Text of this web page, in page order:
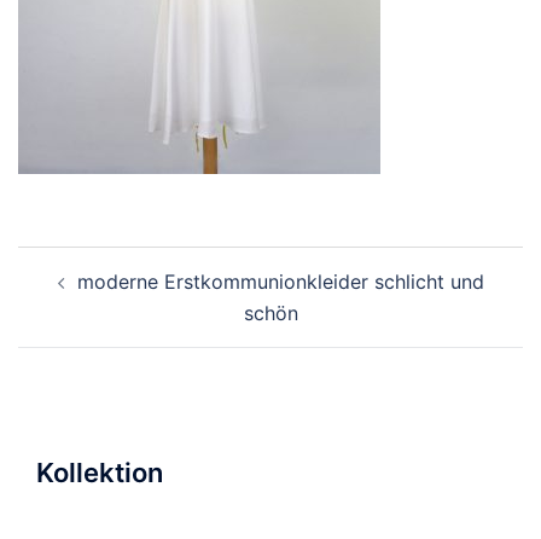
moderne Erstkommunionkleider schlicht und
schön
Kollektion